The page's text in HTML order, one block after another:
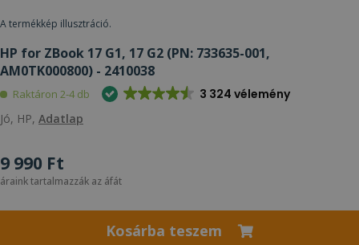
A termékkép illusztráció.
HP for ZBook 17 G1, 17 G2 (PN: 733635-001,
AM0TK000800) - 2410038
Raktáron 2-4 db 3 324 vélemény
Jó, HP, Adatlap
9 990 Ft
áraink tartalmazzák az áfát
Kosárba teszem